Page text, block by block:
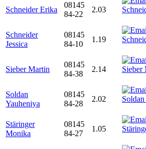
Schneider Erika
08145
84-22
2.03
Schneider
Jessica
08145
84-10
1.19
Sieber Martin
08145
84-38
2.14
Soldan
Yauheniya
08145
84-28
2.02
Stäringer
Monika
08145
84-27
1.05